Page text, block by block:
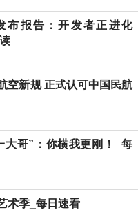
布报告：开发者正进化
空新规 正式认可中国民航
大哥”：你横我更刚！_每
术季_每日速看